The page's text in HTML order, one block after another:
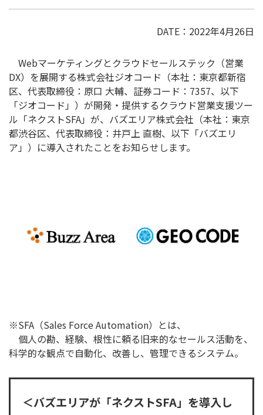
DATE：2022年4月26日
Webマーケティングとクラウドセールステック（営業
DX）を展開する株式会社ジオコード（本社：東京都新宿
区、代表取締役：原口 大輔、証券コード：7357、以下
「ジオコード」）が開発・提供するクラウド営業支援ツー
ル「ネクストSFA」が、バズエリア株式会社（本社：東京
都渋谷区、代表取締役：井戸上 直樹、以下「バズエリ
ア」）に導入されたことをお知らせします。
※SFA（Sales Force Automation）とは、
個人の勘、経験、根性に頼る旧来的なセールス活動を、
科学的な観点で自動化、改善し、管理できるシステム。
＜バズエリアが「ネクストSFA」を導入し